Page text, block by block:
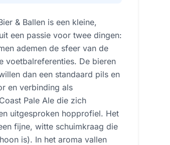
& Ballen is een kleine,
een passie voor twee dingen:
ademen de sfeer van de
voetbalreferenties. De bieren
dan een standaard pils en
en verbinding als
Pale Ale die zich
uitgesproken hopprofiel. Het
fijne, witte schuimkraag die
is). In het aroma vallen